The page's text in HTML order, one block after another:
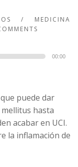
MEDICINA
00:00
puede dar
hasta
acabar en UCI.
la inflamación de